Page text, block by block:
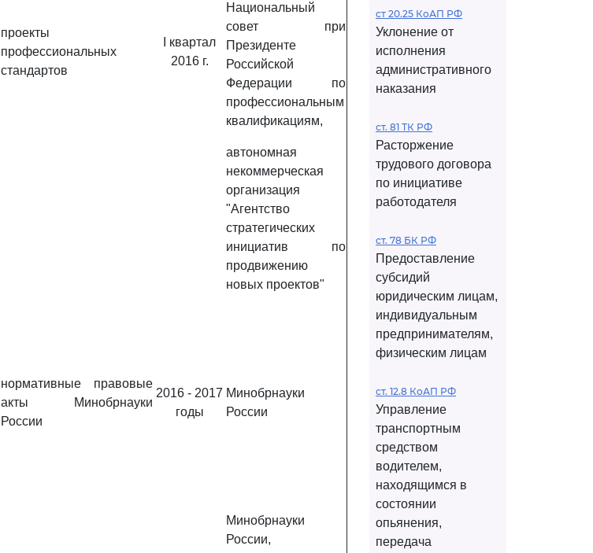
проекты
профессиональных
стандартов
I квартал
2016 г.
Национальный
совет при
Президенте
Российской
Федерации по
профессиональным
квалификациям,
автономная
некоммерческая
организация
"Агентство
стратегических
инициатив по
продвижению
новых проектов"
нормативные правовые
акты Минобрнауки
России
2016 - 2017
годы
Минобрнауки
России
Минобрнауки
России,
ст 20.25 КоАП РФ
Уклонение от
исполнения
административного
наказания
ст. 81 ТК РФ
Расторжение
трудового договора
по инициативе
работодателя
ст. 78 БК РФ
Предоставление
субсидий
юридическим лицам,
индивидуальным
предпринимателям,
физическим лицам
ст. 12.8 КоАП РФ
Управление
транспортным
средством
водителем,
находящимся в
состоянии
опьянения,
передача